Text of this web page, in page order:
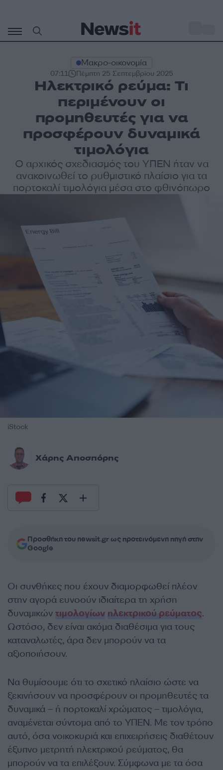
περιεχόμενο
Μακρο-οικονομία
07:11 Πέμπτη 25 Σεπτεμβρίου 2025
Ηλεκτρικό ρεύμα: Τι
περιμένουν οι
προμηθευτές για να
προσφέρουν δυναμικά
τιμολόγια
Ο αρχικός σχεδιασμός του ΥΠΕΝ ήταν να
ανακοινωθεί το ρυθμιστικό πλαίσιο για τα
πορτοκαλί τιμολόγια μέσα στο φθινόπωρο
iStock
Χάρης Αποσπόρης
Προσθήκη του newsit.gr ως προτεινόμενη πηγή στην
Google
Οι συνθήκες που έχουν διαμορφωθεί πλέον
στην αγορά ευνοούν ιδιαίτερα τη χρήση
δυναμικών τιμολογίων ηλεκτρικού ρεύματος.
Ωστόσο, δεν είναι ακόμα διαθέσιμα για τους
καταναλωτές, άρα δεν μπορούν να τα
αξιοποιήσουν.
Να θυμίσουμε ότι το σχετικό πλαίσιο ώστε να
ξεκινήσουν να προσφέρουν οι προμηθευτές τα
δυναμικά – ή πορτοκαλί χρώματος – τιμολόγια,
αναμένεται σύντομα από το ΥΠΕΝ. Με τον τρόπο
αυτό, όσα νοικοκυριά και επιχειρήσεις διαθέτουν
έξυπνο μετρητή ηλεκτρικού ρεύματος, θα
μπορούν να τα επιλέξουν. Σύμφωνα με τα όσα